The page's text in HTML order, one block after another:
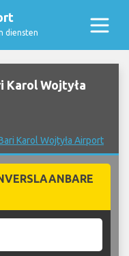
diensten
Karol Wojtyła
Karol Wojtyła Airport